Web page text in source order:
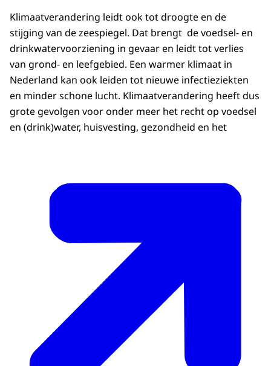
Klimaatverandering leidt ook tot droogte en de
stijging van de zeespiegel. Dat brengt de voedsel- en
drinkwatervoorziening in gevaar en leidt tot verlies
van grond- en leefgebied. Een warmer klimaat in
Nederland kan ook leiden tot nieuwe infectieziekten
en minder schone lucht. Klimaatverandering heeft dus
grote gevolgen voor onder meer het recht op voedsel
en (drink)water, huisvesting, gezondheid en het